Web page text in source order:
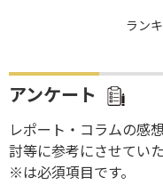
ラン
アンケート
レポート・コラムの感
討等に参考にさせていた
※は必須項目です。